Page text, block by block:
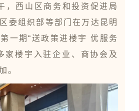
，西山区商务和投资促进局
委组织部等部门在万达昆明
一期“送政策进楼宇 优服务
家楼宇入驻企业、商协会及
。